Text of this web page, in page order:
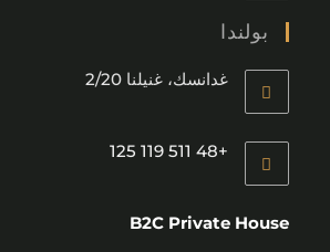
بولندا
غدانسك، غنيلنا 2/20
+48 511 119 125
B2C Private House